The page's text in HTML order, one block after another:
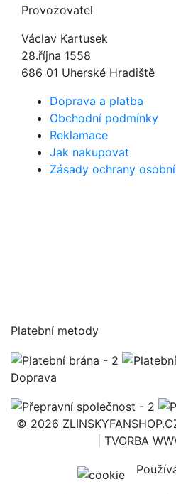
Provozovatel
Václav Kartusek
28.října 1558
686 01 Uherské Hradiště
Doprava a platba
Obchodní podmínky
Reklamace
Jak nakupovat
Zásady ochrany
Platební metody
Doprava
© 2026
| TVORBA